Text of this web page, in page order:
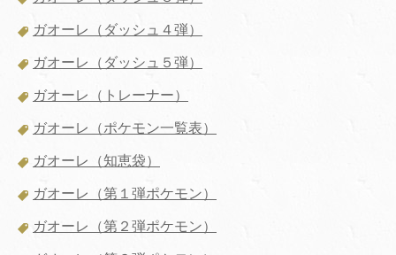
ガオーレ（ダッシュ４弾）
ガオーレ（ダッシュ５弾）
ガオーレ（トレーナー）
ガオーレ（ポケモン一覧表）
ガオーレ（知恵袋）
ガオーレ（第１弾ポケモン）
ガオーレ（第２弾ポケモン）